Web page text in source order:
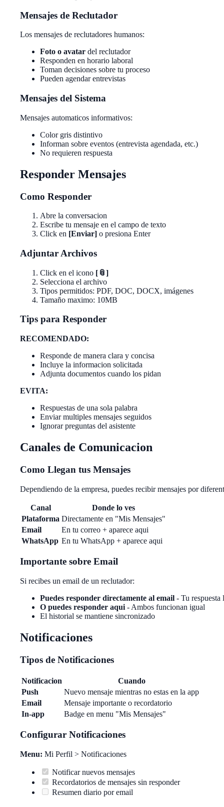
Mensajes de Reclutador
Los mensajes de reclutadores humanos:
Foto o avatar del reclutador
Responden en horario laboral
Toman decisiones sobre tu proceso
Pueden agendar entrevistas
Mensajes del Sistema
Mensajes automaticos informativos:
Color gris distintivo
Informan sobre eventos (entrevista agendada, etc.)
No requieren respuesta
Responder Mensajes
Como Responder
Abre la conversacion
Escribe tu mensaje en el campo de texto
Click en [Enviar] o presiona Enter
Adjuntar Archivos
Click en el icono [📎]
Selecciona el archivo
Tipos permitidos: PDF, DOC, DOCX, imágenes
Tamaño maximo: 10MB
Tips para Responder
RECOMENDADO:
Responde de manera clara y concisa
Incluye la informacion solicitada
Adjunta documentos cuando los pidan
EVITA:
Respuestas de una sola palabra
Enviar multiples mensajes seguidos
Ignorar preguntas del asistente
Canales de Comunicacion
Como Llegan tus Mensajes
Dependiendo de la empresa, puedes recibir mensajes por
Canal
Donde lo ves
Plataforma Directamente en "Mis Mensajes"
Email
En tu correo + aparece aqui
WhatsApp En tu WhatsApp + aparece aqui
Importante sobre Email
Si recibes un email de un reclutador:
Puedes responder directamente al email - Tu respuesta
O puedes responder aqui - Ambos funcionan igual
El historial se mantiene sincronizado
Notificaciones
Tipos de Notificaciones
Notificacion
Cuando
Push
Nuevo mensaje mientras no estas en la app
Email
Mensaje importante o recordatorio
In-app
Badge en menu "Mis Mensajes"
Configurar Notificaciones
Menu: Mi Perfil > Notificaciones
Notificar nuevos mensajes
Recordatorios de mensajes sin responder
Resumen diario por email